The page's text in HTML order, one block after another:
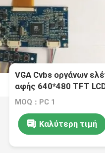
VGA Cvbs οργάνων
αφής 640*480 TFT
ελεγκτών
MOQ：PC 1
Καλύτερη τιμή